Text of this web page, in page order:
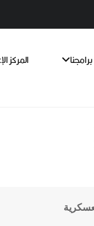
برامجنا المركز